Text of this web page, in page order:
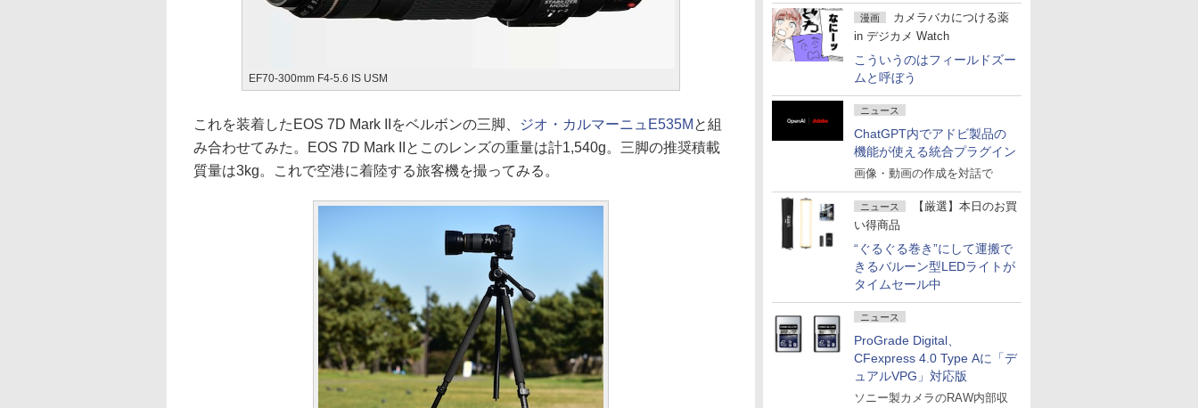
漫画
カメラバカにつける薬
in デジカメ Watch
こういうのはフィールドズー
ムと呼ぼう
ニュース
ChatGPT内でアドビ製品の
機能が使える統合プラグイン
画像・動画の作成を対話で
ニュース
【厳選】本日のお買
い得商品
“ぐるぐる巻き”にして運搬で
きるバルーン型LEDライトが
タイムセール中
ニュース
ProGrade Digital、
CFexpress 4.0 Type Aに「デ
ュアルVPG」対応版
ソニー製カメラのRAW内部収
EF70-300mm F4-5.6 IS USM
これを装着したEOS 7D Mark IIをベルボンの三脚、 ジオ・カルマーニュE535M と組
み合わせてみた。EOS 7D Mark IIとこのレンズの重量は計1,540g。三脚の推奨積載
質量は3kg。これで空港に着陸する旅客機を撮ってみる。